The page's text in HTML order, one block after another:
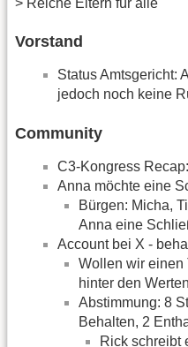
> Reiche Eltern für alle
Vorstand
Status Amtsgericht:
jedoch noch keine
Community
C3-Kongress
Anna möchte eine
Bürgen: Micha,
Anna eine
Account bei X -
Wollen wir einen
hinter den
Abstimmung: 8
Behalten, 2
Rick schreibt